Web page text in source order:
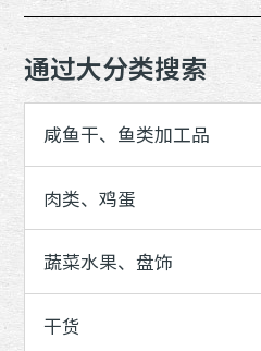
通过大分类搜索
咸鱼干、鱼类加工品
肉类、鸡蛋
蔬菜水果、盘饰
干货